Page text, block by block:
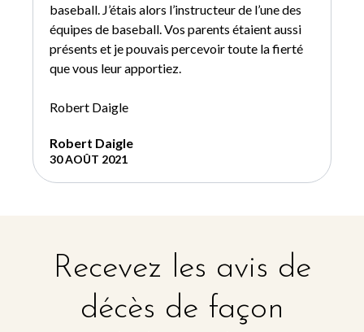
baseball. J’étais alors l’instructeur de l’une des
équipes de baseball. Vos parents étaient aussi
présents et je pouvais percevoir toute la fierté
que vous leur apportiez.
Robert Daigle
Robert Daigle
30 AOÛT 2021
Recevez les avis de
décès de façon